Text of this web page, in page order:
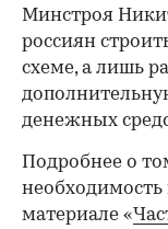
Минстроя
россиян
схеме, а лишь
денежных
Подробнее о
необходимость
материале «